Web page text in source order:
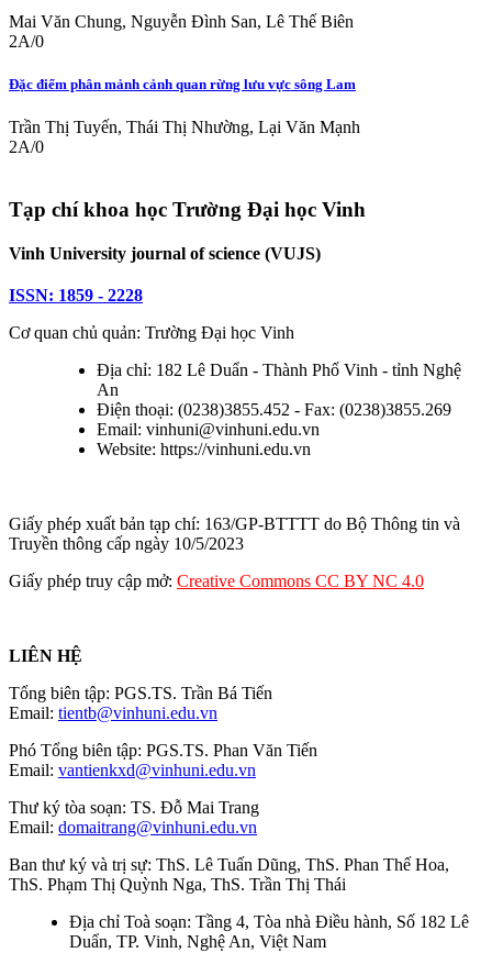
Mai Văn Chung, Nguyễn Đình San, Lê Thế Biên
2A/0
Đặc điểm phân mảnh cảnh quan rừng lưu vực sông Lam
Trần Thị Tuyến, Thái Thị Nhường, Lại Văn Mạnh
2A/0
Tạp chí khoa học Trường Đại học Vinh
Vinh University journal of science (VUJS)
ISSN: 1859 - 2228
Cơ quan chủ quản: Trường Đại học Vinh
Địa chỉ: 182 Lê Duẩn - Thành Phố Vinh - tỉnh Nghệ
An
Điện thoại: (0238)3855.452 - Fax: (0238)3855.269
Email: vinhuni@vinhuni.edu.vn
Website: https://vinhuni.edu.vn
Giấy phép xuất bản tạp chí: 163/GP-BTTTT do Bộ Thông tin và
Truyền thông cấp ngày 10/5/2023
Giấy phép truy cập mở: Creative Commons CC BY NC 4.0
LIÊN HỆ
Tổng biên tập: PGS.TS. Trần Bá Tiến
Email: tientb@vinhuni.edu.vn
Phó Tổng biên tập: PGS.TS. Phan Văn Tiến
Email: vantienkxd@vinhuni.edu.vn
Thư ký tòa soạn: TS. Đỗ Mai Trang
Email: domaitrang@vinhuni.edu.vn
Ban thư ký và trị sự: ThS. Lê Tuấn Dũng, ThS. Phan Thế Hoa,
ThS. Phạm Thị Quỳnh Nga, ThS. Trần Thị Thái
Địa chỉ Toà soạn: Tầng 4, Tòa nhà Điều hành, Số 182 Lê
Duẩn, TP. Vinh, Nghệ An, Việt Nam